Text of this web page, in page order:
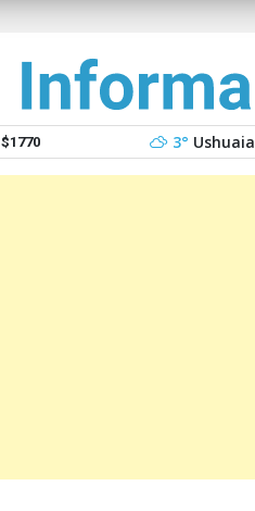
3° Ushuaia